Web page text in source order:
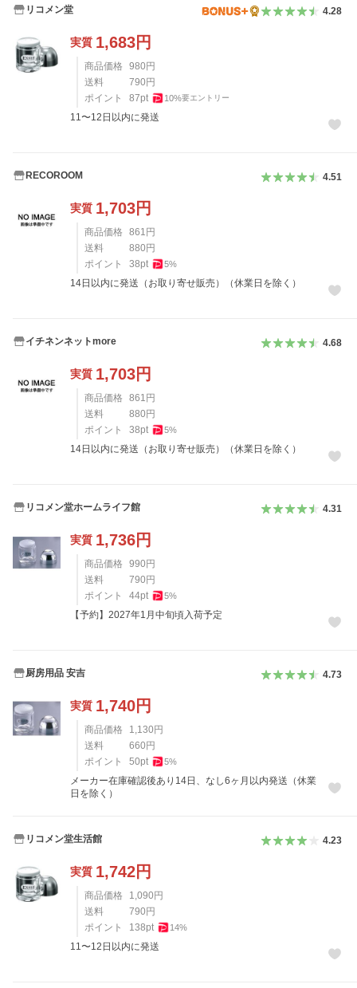
リコメン堂 4.28
実質 1,683円
商品価格 980 円
送料
790 円
ポイント
87pt 10%要エントリー
11〜12日以内に発送
RECOROOM 4.51
実質 1,703円
商品価格 861 円
送料
880 円
ポイント
38pt 5%
14日以内に発送（お取り寄せ販売）（休業日を除く）
イチネンネットmore 4.68
実質 1,703円
商品価格 861 円
送料
880 円
ポイント
38pt 5%
14日以内に発送（お取り寄せ販売）（休業日を除く）
リコメン堂ホームライフ館 4.31
実質 1,736円
商品価格 990 円
送料
790 円
ポイント
44pt 5%
【予約】2027年1月中旬頃入荷予定
厨房用品 安吉 4.73
実質 1,740円
商品価格 1,130 円
送料
660 円
ポイント
50pt 5%
メーカー在庫確認後あり14日、なし6ヶ月以内発送（休業
日を除く）
リコメン堂生活館 4.23
実質 1,742円
商品価格 1,090 円
送料
790 円
ポイント
138pt 14%
11〜12日以内に発送